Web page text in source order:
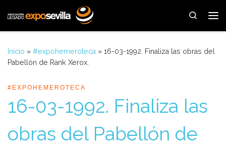
Saltar al contenido
Search
Inicio » #expohemeroteca » 16-03-1992. Finaliza las obras del
Pabellón de Rank Xerox.
#EXPOHEMEROTECA
16-03-1992. Finaliza las
obras del Pabellón de